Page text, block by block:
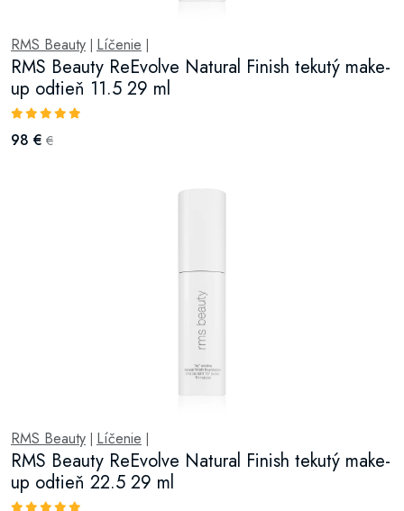
RMS Beauty Líčenie
RMS Beauty ReEvolve Natural Finish tekutý make-
up odtieň 11.5 29 ml
98 € €
RMS Beauty Líčenie
RMS Beauty ReEvolve Natural Finish tekutý make-
up odtieň 22.5 29 ml